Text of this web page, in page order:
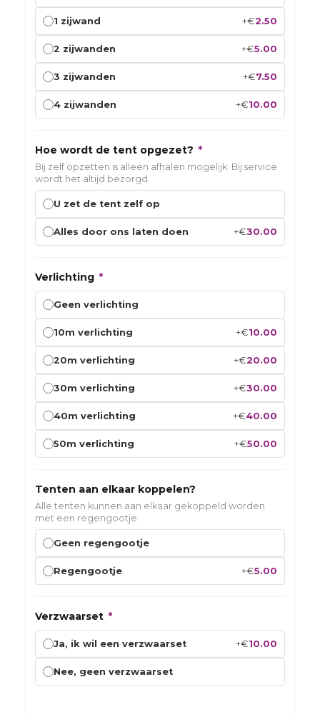
1 zijwand +€2.50
2 zijwanden +€5.00
3 zijwanden +€7.50
4 zijwanden +€10.00
Hoe wordt de tent opgezet? *
Bij zelf opzetten is alleen afhalen mogelijk. Bij service
wordt het altijd bezorgd.
U zet de tent zelf op
Alles door ons laten doen +€30.00
Verlichting *
Geen verlichting
10m verlichting +€10.00
20m verlichting +€20.00
30m verlichting +€30.00
40m verlichting +€40.00
50m verlichting +€50.00
Tenten aan elkaar koppelen?
Alle tenten kunnen aan elkaar gekoppeld worden
met een regengootje.
Geen regengootje
Regengootje +€5.00
Verzwaarset *
Ja, ik wil een verzwaarset +€10.00
Nee, geen verzwaarset